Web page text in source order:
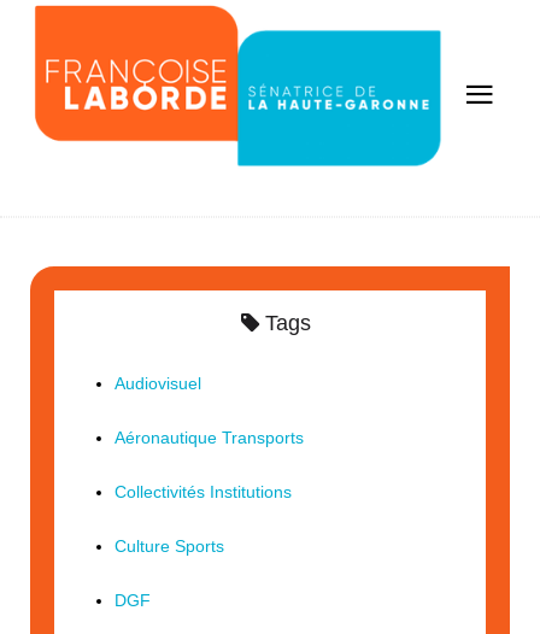
Tags
Audiovisuel
Aéronautique Transports
Collectivités Institutions
Culture Sports
DGF